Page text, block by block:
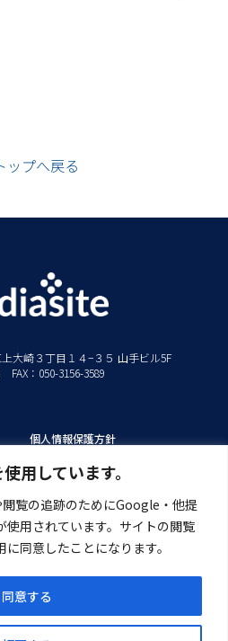
用しています。
覧の追跡のためにGoogle・他提
用されています。サイトの閲覧
同意したことになります。
同意する
ップへ戻る
大崎３丁目１４−３５ 山手ビル5F
FAX：050-3156-3589
個人情報保護方針
情報セキュリティ方針
K.K. All Rights Reserved.